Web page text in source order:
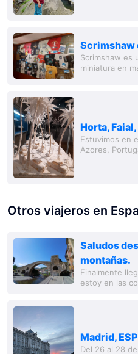
Scrimshaw
Scrimshaw es
miniatura en
Horta,
Estuvimos en
Azores,
Otros viajeros en
Saludos
montañas.
Finalmente
estoy en las
Madrid, ESP
Del 26 al 28